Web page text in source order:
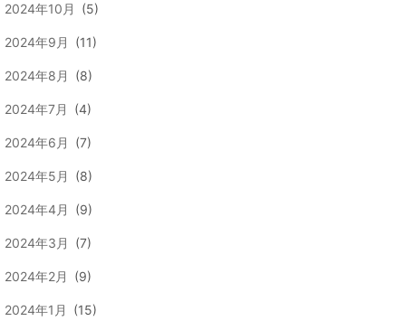
2024年10月 (5)
2024年9月 (11)
2024年8月 (8)
2024年7月 (4)
2024年6月 (7)
2024年5月 (8)
2024年4月 (9)
2024年3月 (7)
2024年2月 (9)
2024年1月 (15)